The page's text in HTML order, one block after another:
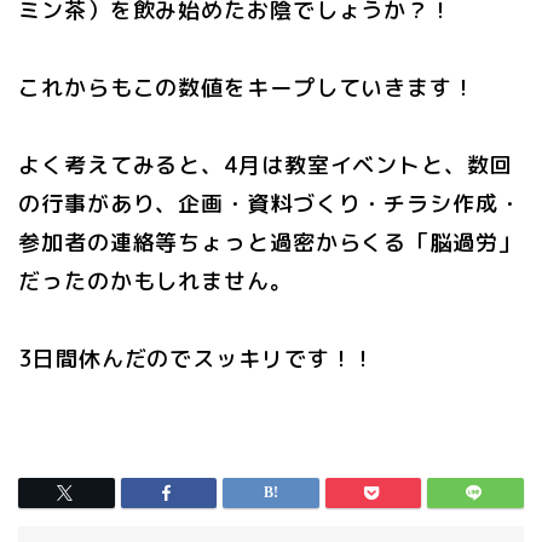
ミン茶）を飲み始めたお陰でしょうか？！
これからもこの数値をキープしていきます！
よく考えてみると、4月は教室イベントと、数回
の行事があり、企画・資料づくり・チラシ作成・
参加者の連絡等ちょっと過密からくる「脳過労」
だったのかもしれません。
3日間休んだのでスッキリです！！